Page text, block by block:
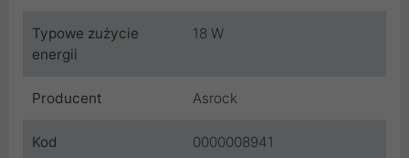
Typowe zużycie
energii
18 W
Producent Asrock
Kod 0000008941